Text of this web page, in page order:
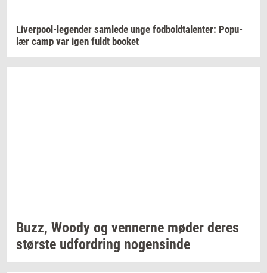
Liverpool-​legender sam­le­de unge fod­bold­ta­len­ter: Po­pu­
lær camp var igen fuldt boo­k­et
Buzz, Woody og ven­ner­ne møder deres
stør­ste ud­for­dring no­gen­sin­de